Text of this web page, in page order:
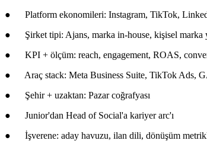
● Platform ekonomileri: Instagram, TikTok,
● Şirket tipi: Ajans, marka in-house, kişisel marka
● KPI + ölçüm: reach, engagement, ROAS,
● Araç stack: Meta Business Suite, TikTok Ads,
● Şehir + uzaktan: Pazar coğrafyası
● Junior'dan Head of Social'a kariyer arc'ı
● İşverene: aday havuzu, ilan dili, dönüşüm